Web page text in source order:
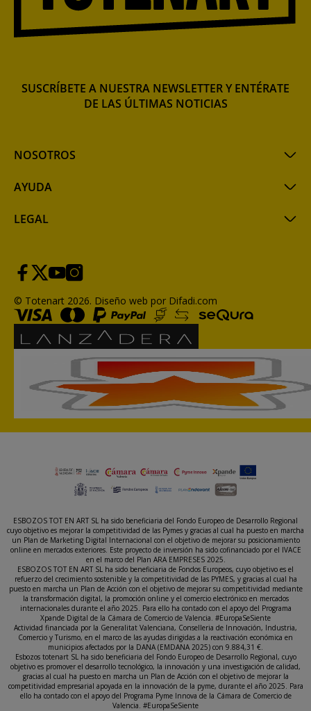
NOSOTROS
AYUDA
LEGAL
SUSCRÍBETE A NUESTRA NEWSLETTER Y ENTÉRATE
DE LAS ÚLTIMAS NOTICIAS
© Totenart 2026. Diseño web por Difadi.com
ESBOZOS TOT EN ART SL ha sido beneficiaria del Fondo Europeo de Desarrollo Regional
cuyo objetivo es mejorar la competitividad de las Pymes y gracias al cual ha puesto en marcha
un Plan de Marketing Digital Internacional con el objetivo de mejorar su posicionamiento
online en mercados exteriores. Este proyecto de inversión ha sido cofinanciado por el IVACE
en el marco del Plan ARA EMPRESES 2025.
ESBOZOS TOT EN ART SL ha sido beneficiaria de Fondos Europeos, cuyo objetivo es el
refuerzo del crecimiento sostenible y la competitividad de las PYMES, y gracias al cual ha
puesto en marcha un Plan de Acción con el objetivo de mejorar su competitividad mediante
la transformación digital, la promoción online y el comercio electrónico en mercados
internacionales durante el año 2025. Para ello ha contado con el apoyo del Programa
Xpande Digital de la Cámara de Comercio de Valencia. #EuropaSeSiente
Actividad financiada por la Generalitat Valenciana, Conselleria de Innovación, Industria,
Comercio y Turismo, en el marco de las ayudas dirigidas a la reactivación económica en
municipios afectados por la DANA (EMDANA 2025) con 9.884,31 €.
Esbozos totenart SL ha sido beneficiaria del Fondo Europeo de Desarrollo Regional, cuyo
objetivo es promover el desarrollo tecnológico, la innovación y una investigación de calidad,
gracias al cual ha puesto en marcha un Plan de Acción con el objetivo de mejorar la
competitividad empresarial apoyada en la innovación de la pyme, durante el año 2025. Para
ello ha contado con el apoyo del Programa Pyme Innova de la Cámara de Comercio de
Valencia. #EuropaSeSiente